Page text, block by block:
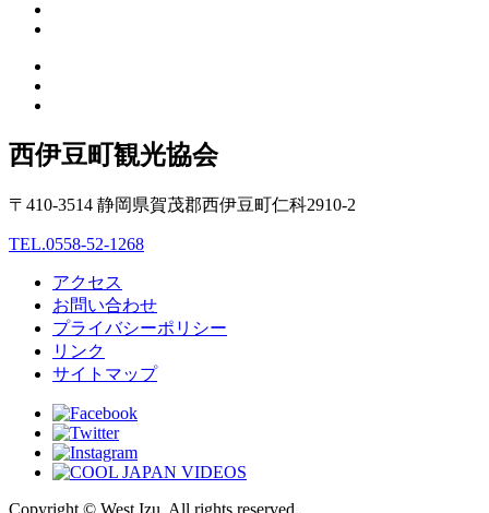
西伊豆町観光協会
〒410-3514 静岡県賀茂郡西伊豆町仁科2910-2
TEL.0558-52-1268
アクセス
お問い合わせ
プライバシーポリシー
リンク
サイトマップ
Copyright © West Izu. All rights reserved.